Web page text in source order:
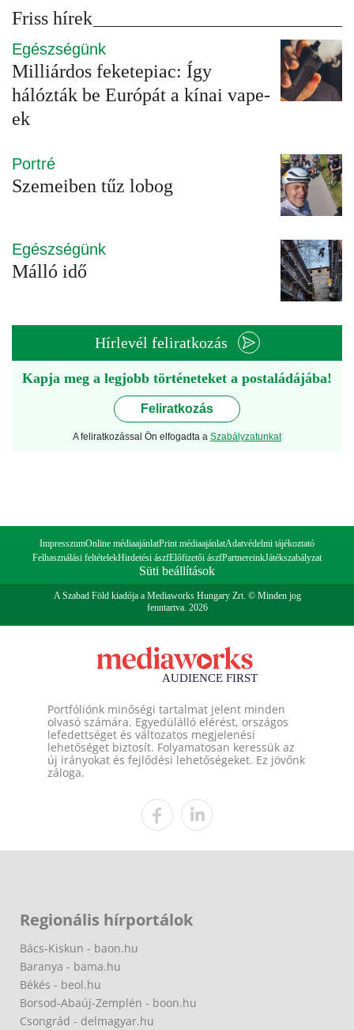
Friss hírek
Egészségünk
Milliárdos feketepiac: Így
hálózták be Európát a kínai vape-
ek
Portré
Szemeiben tűz lobog
Egészségünk
Málló idő
Hírlevél feliratkozás
Kapja meg a legjobb történeteket a postaládájába!
Feliratkozás
A feliratkozással Ön elfogadta a Szabályzatunkat
ImpresszumOnline médiaajánlatPrint médiaajánlatAdatvédelmi tájékoztató
Felhasználási feltételekHirdetési ászfElőfizetői ászfPartnereinkJátékszabályzat
Süti beállítások
A Szabad Föld kiadója a Mediaworks Hungary Zrt. © Minden jog
fenntartva. 2026
Portfóliónk minőségi tartalmat jelent minden
olvasó számára. Egyedülálló elérést, országos
lefedettséget és változatos megjelenési
lehetőséget biztosít. Folyamatosan keressük az
új irányokat és fejlődési lehetőségeket. Ez jövőnk
záloga.
Regionális hírportálok
Bács-Kiskun - baon.hu
Baranya - bama.hu
Békés - beol.hu
Borsod-Abaúj-Zemplén - boon.hu
Csongrád - delmagyar.hu